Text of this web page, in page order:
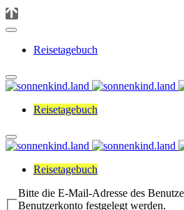
Reisetagebuch
Reisetagebuch
Reisetagebuch
Bitte die E-Mail-Adresse des
Benutzerkonto festgelegt werden.